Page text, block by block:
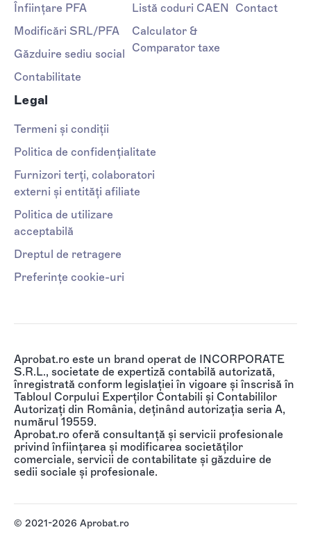
Înființare PFA
Modificări SRL/PFA
Găzduire sediu social
Contabilitate
Listă coduri CAEN
Calculator &
Comparator taxe
Contact
Legal
Termeni și condiții
Politica de confidențialitate
Furnizori terți, colaboratori
externi și entități afiliate
Politica de utilizare
acceptabilă
Dreptul de retragere
Preferințe cookie-uri
Aprobat.ro este un brand operat de INCORPORATE
S.R.L., societate de expertiză contabilă autorizată,
înregistrată conform legislației în vigoare și înscrisă în
Tabloul Corpului Experților Contabili și Contabililor
Autorizați din România, deținând autorizația seria A,
numărul 19559.
Aprobat.ro oferă consultanță și servicii profesionale
privind înființarea și modificarea societăților
comerciale, servicii de contabilitate și găzduire de
sedii sociale și profesionale.
© 2021-2026 Aprobat.ro